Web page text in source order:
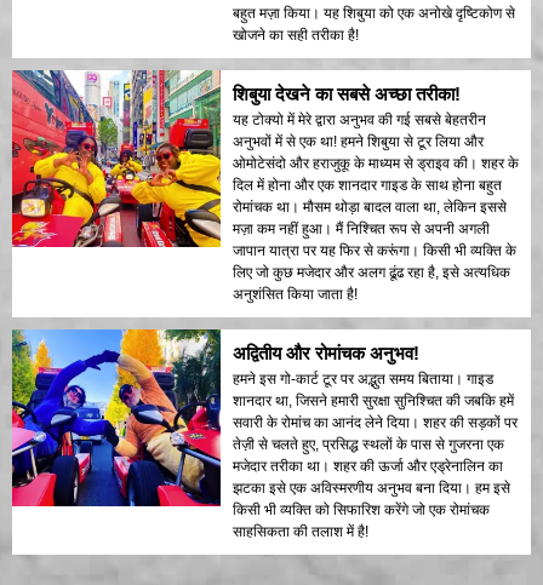
बहुत मज़ा किया। यह शिबुया को एक अनोखे दृष्टिकोण से
खोजने का सही तरीका है!
शिबुया देखने का सबसे अच्छा तरीका!
यह टोक्यो में मेरे द्वारा अनुभव की गई सबसे बेहतरीन
अनुभवों में से एक था! हमने शिबुया से टूर लिया और
ओमोटेसंदो और हराजुकू के माध्यम से ड्राइव की। शहर के
दिल में होना और एक शानदार गाइड के साथ होना बहुत
रोमांचक था। मौसम थोड़ा बादल वाला था, लेकिन इससे
मज़ा कम नहीं हुआ। मैं निश्चित रूप से अपनी अगली
जापान यात्रा पर यह फिर से करूंगा। किसी भी व्यक्ति के
लिए जो कुछ मजेदार और अलग ढूंढ रहा है, इसे अत्यधिक
अनुशंसित किया जाता है!
अद्वितीय और रोमांचक अनुभव!
हमने इस गो-कार्ट टूर पर अद्भुत समय बिताया। गाइड
शानदार था, जिसने हमारी सुरक्षा सुनिश्चित की जबकि हमें
सवारी के रोमांच का आनंद लेने दिया। शहर की सड़कों पर
तेज़ी से चलते हुए, प्रसिद्ध स्थलों के पास से गुजरना एक
मजेदार तरीका था। शहर की ऊर्जा और एड्रेनालिन का
झटका इसे एक अविस्मरणीय अनुभव बना दिया। हम इसे
किसी भी व्यक्ति को सिफारिश करेंगे जो एक रोमांचक
साहसिकता की तलाश में है!